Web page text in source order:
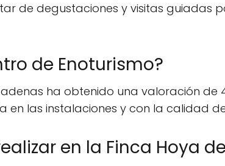
de degustaciones y visitas guiadas
de Enoturismo?
ha obtenido una valoración de
en las instalaciones y con la calidad
en la Finca Hoya